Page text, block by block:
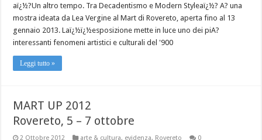
aï¿½?Un altro tempo. Tra Decadentismo e Modern Styleaï¿½? A? una
mostra ideata da Lea Vergine al Mart di Rovereto, aperta fino al 13
gennaio 2013. Laï¿½ï¿½esposizione mette in luce uno dei piA?
interessanti fenomeni artistici e culturali del '900
Leggi tutto »
MART UP 2012
Rovereto, 5 – 7 ottobre
2 Ottobre 2012 arte & cultura, evidenza, Rovereto 0